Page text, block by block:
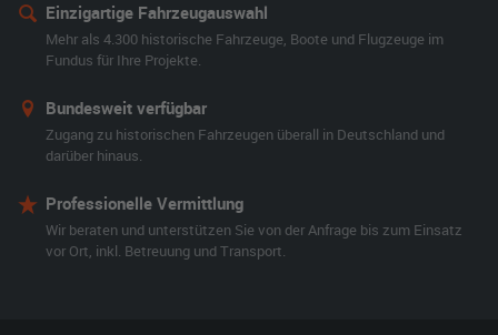
Einzigartige Fahrzeugauswahl
Mehr als 4.300 historische Fahrzeuge, Boote und Flugzeuge im
Fundus für Ihre Projekte.
Bundesweit verfügbar
Zugang zu historischen Fahrzeugen überall in Deutschland und
darüber hinaus.
Professionelle Vermittlung
Wir beraten und unterstützen Sie von der Anfrage bis zum Einsatz
vor Ort, inkl. Betreuung und Transport.